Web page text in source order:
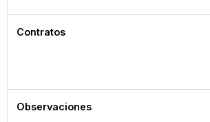
Contratos
Observaciones